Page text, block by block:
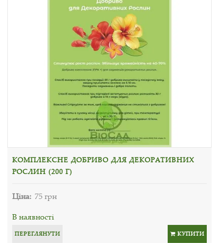
КОМПЛЕКСНЕ ДОБРИВО ДЛЯ ДЕКОРАТИВНИХ
РОСЛИН (200 Г)
Ціна: 75 грн
В наявності
ПЕРЕГЛЯНУТИ КУПИТИ